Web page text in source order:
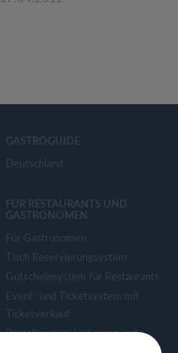
GASTROGUIDE
Deutschland
FÜR RESTAURANTS UND
GASTRONOMEN
Für Gastronomen
Tisch Reservierungsystem
Gutscheinsystem für Restaurants
Event- und Ticketsystem mit
Ticketverkauf
Bestellsystem Lieferung und